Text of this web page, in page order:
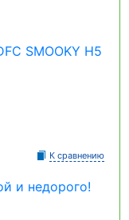
К сравнению